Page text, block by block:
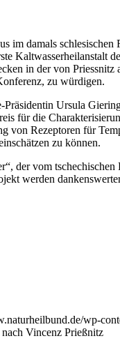
im damals
Kaltwasserheilanstalt
in der von
zu würdigen.
Ursula
die
Rezeptoren für
zu können.
der vom
werden
wp-
Vincenz Prießnitz